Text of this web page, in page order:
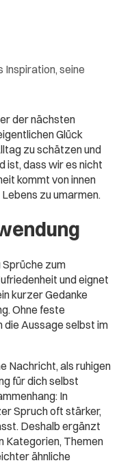
Inspiration, seine
der nächsten
Glück
zu schätzen und
ist, dass wir es nicht
kommt von innen
zu umarmen.
zum
und eignet
kurzer Gedanke
Ohne feste
die Aussage selbst im
Nachricht, als ruhigen
für dich selbst
In
Spruch oft stärker,
Deshalb ergänzt
Kategorien, Themen
ähnliche